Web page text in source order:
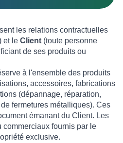
les relations contractuelles
et le Client (toute personne
de ses produits ou
à l'ensemble des produits
accessoires, fabrications
(dépannage, réparation,
fermetures métalliques). Ces
émanant du Client. Les
fournis par le
exclusive.